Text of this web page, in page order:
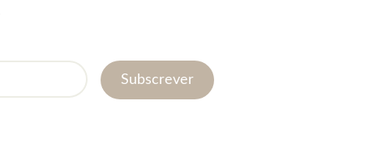
Subscrever